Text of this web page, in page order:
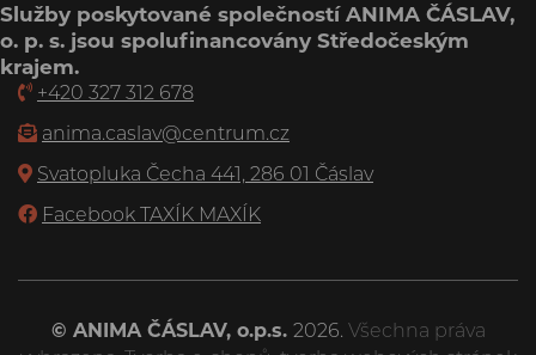
Služby poskytované společností ANIMA ČÁSLAV,
o. p. s. jsou spolufinancovány Středočeským
krajem.
+420 327 312 678
anima.caslav@centrum.cz
Svatopluka Čecha 441, 286 01 Čáslav
Facebook TAXÍK MAXÍK
© ANIMA ČÁSLAV, o.p.s. 2026. Všechna práva